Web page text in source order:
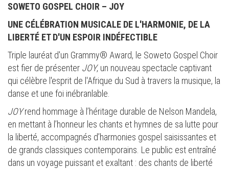
SOWETO GOSPEL CHOIR – JOY
UNE CÉLÉBRATION MUSICALE DE L'HARMONIE, DE LA
LIBERTÉ ET D'UN ESPOIR INDÉFECTIBLE
Triple lauréat d'un Grammy® Award, le Soweto Gospel Choir
est fier de présenter JOY, un nouveau spectacle captivant
qui célèbre l'esprit de l'Afrique du Sud à travers la musique, la
danse et une foi inébranlable.
JOYrend hommage à l’héritage durable de Nelson Mandela,
en mettant à l’honneur les chants et hymnes de sa lutte pour
la liberté, accompagnés d’harmonies gospel saisissantes et
de grands classiques contemporains. Le public est entraîné
dans un voyage puissant et exaltant : des chants de liberté